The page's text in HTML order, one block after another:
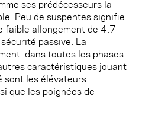
ses prédécesseurs la
Peu de suspentes signifie
faible allongement de 4.7
passive. La
dans toutes les phases
caractéristiques jouant
sont les élévateurs
que les poignées de